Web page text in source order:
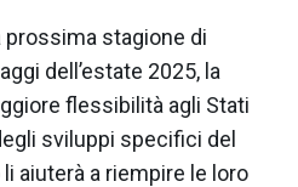
stagione di
dell’estate 2025, la
flessibilità agli Stati
sviluppi specifici del
aiuterà a riempire le loro